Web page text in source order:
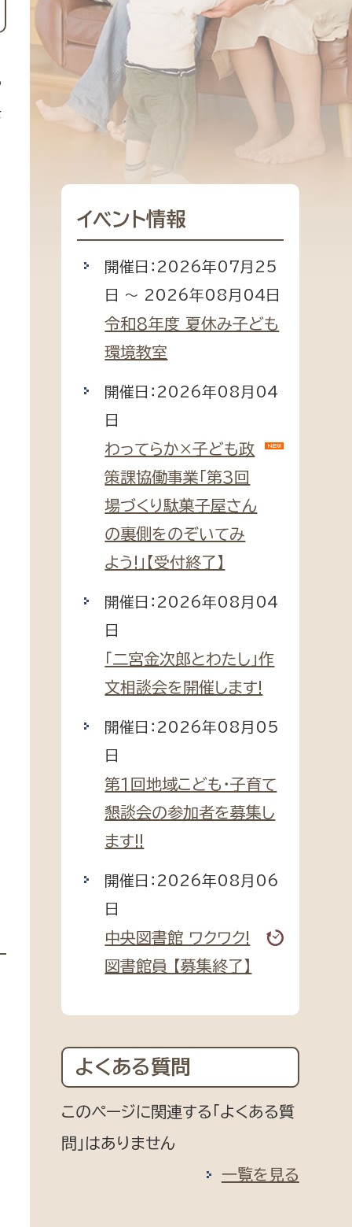
小田原のことを知りたい
イベント・講座などに参加したい
まちづくりに関わりたい
環境保護課
環境事業センター
都市部
都市政策課
都市計画課
地域交通課
建築指導課
開発審査課
消防
消防総務課
予防課
警防計画課
救急課
情報司令課
消防課
警防第1課
警防第2課
監査事務局
監査事務局
イベント情報
開催日：2026年07月25
日 ～ 2026年08月04日
令和8年度 夏休み子ども
環境教室
開催日：2026年08月04
日
わってらか×子ども政
策課協働事業「第3回
場づくり駄菓子屋さん
の裏側をのぞいてみ
よう!」【受付終了】
開催日：2026年08月04
日
「二宮金次郎とわたし」作
文相談会を開催します!
開催日：2026年08月05
日
第1回地域こども・子育て
懇談会の参加者を募集し
ます!!
開催日：2026年08月06
日
中央図書館 ワクワク!
図書館員 【募集終了】
よくある質問
このページに関連する「よくある質
問」はありません
一覧を見る